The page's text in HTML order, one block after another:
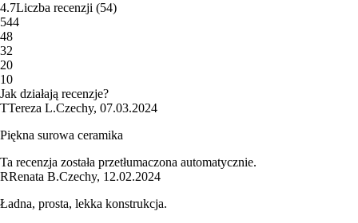
4.7Liczba recenzji (54)
544
48
32
20
10
Jak działają recenzje?
TTereza L.Czechy, 07.03.2024
Piękna surowa ceramika
Ta recenzja została przetłumaczona automatycznie.
RRenata B.Czechy, 12.02.2024
Ładna, prosta, lekka konstrukcja.